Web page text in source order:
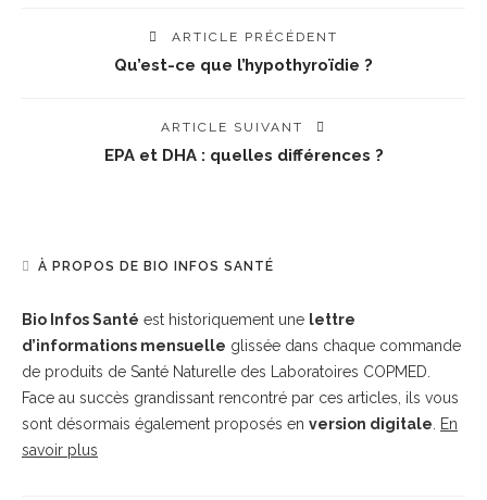
ARTICLE PRÉCÉDENT
Qu’est-ce que l’hypothyroïdie ?
ARTICLE SUIVANT
EPA et DHA : quelles différences ?
À PROPOS DE BIO INFOS SANTÉ
Bio Infos Santé est historiquement une lettre
d’informations mensuelle glissée dans chaque commande
de produits de Santé Naturelle des Laboratoires COPMED.
Face au succès grandissant rencontré par ces articles, ils vous
sont désormais également proposés en version digitale
En
savoir plus